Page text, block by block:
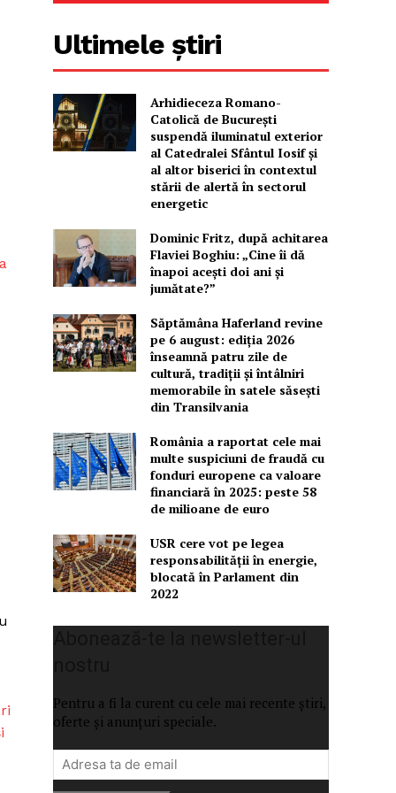
Ultimele știri
Arhidieceza Romano-
Catolică de București
suspendă iluminatul exterior
al Catedralei Sfântul Iosif și
al altor biserici în contextul
stării de alertă în sectorul
energetic
Dominic Fritz, după achitarea
Flaviei Boghiu: „Cine îi dă
înapoi aceşti doi ani şi
jumătate?”
Săptămâna Haferland revine
pe 6 august: ediția 2026
înseamnă patru zile de
cultură, tradiții și întâlniri
memorabile în satele săsești
din Transilvania
România a raportat cele mai
multe suspiciuni de fraudă cu
fonduri europene ca valoare
financiară în 2025: peste 58
de milioane de euro
USR cere vot pe legea
responsabilității în energie,
blocată în Parlament din
2022
Pentru a fi la curent cu cele mai recente știri,
oferte și anunțuri speciale.